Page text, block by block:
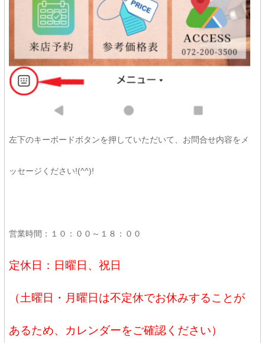
左下のキーボードボタンを押していただいて、お問合せ内容をメ
ッセージください!(^^)!
営業時間：１０：００～１８：００
定休日：日曜日、祝日
（土曜日・月曜日は不定休でお休みすることが
あるため、カレンダーをご確認ください）